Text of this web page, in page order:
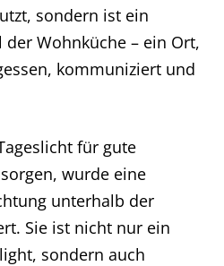
sondern ist ein
Wohnküche – ein Ort,
kommuniziert und
für gute
wurde eine
unterhalb der
Sie ist nicht nur ein
sondern auch